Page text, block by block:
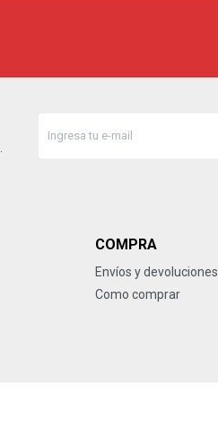
COMPRA
Envíos y devoluciones
Como comprar